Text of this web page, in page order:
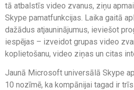
tā atbalstīs video zvanus, ziņu
Skype pamatfunkcijas. Laika gaitā
dažādus atjauninājumus, ieviešot
iespējas – izveidot grupas video
koplietošanu, video ziņas un citas
Jaunā Microsoft universālā Skype
10 nozīmē, ka kompānijai tagad ir